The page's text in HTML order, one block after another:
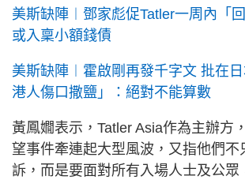
美斯缺陣︱鄧家彪促Tatler一周內「
或入稟小額錢債
美斯缺陣︱霍啟剛再發千字文 批在
港人傷口撒鹽」：絕對不能算數
黃鳳嫺表示，Tatler Asia作為主辦方
望事件牽連起大型風波，又指他們不
訴，而是要面對所有入場人士及公眾